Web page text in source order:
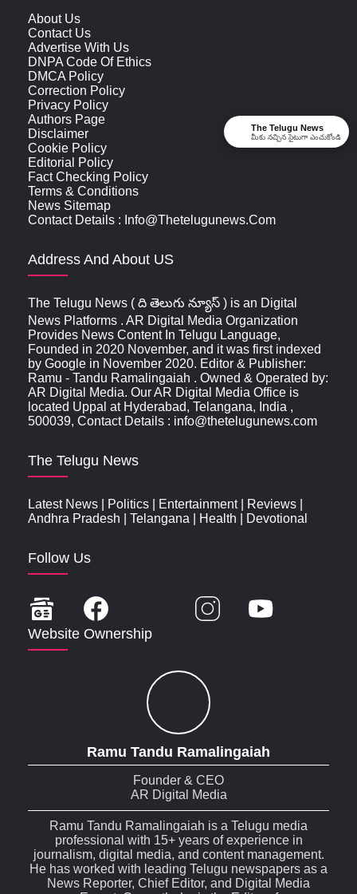
About Us
Contact Us
Advertise With Us
DNPA Code Of Ethics
DMCA Policy
Correction Policy
Privacy Policy
Authors Page
Disclaimer
Cookie Policy
Editorial Policy
Fact Checking Policy
Terms & Conditions
News Sitemap
Contact Details : Info@thetelugunews.com
Address And About US
The Telugu News ( ది తెలుగు న్యూస్‌ ) is an Digital
News Platforms . AR Digital Media Organization
Provides News Content In Telugu Language,
Founded in 2020 November, and it was first indexed
by Google in November 2020. Editor & Publisher:
Ramu - Tandu Ramalingaiah . Owned & Operated by:
AR Digital Media. Our AR Digital Media Office is
located Uppal at Hyderabad, Telangana, India ,
500039, Contact Details : info@thetelugunews.com
The Telugu News
Latest News Politics Entertainment| Reviews
Andhra Pradesh
Telangana Health Devotional
Follow Us
Website Ownership
Ramu Tandu Ramalingaiah
Founder & CEO
AR Digital Media
Ramu Tandu Ramalingaiah is a Telugu media
professional with 15+ years of experience in
journalism, digital media, and content management.
He has worked with leading Telugu newspapers as a
News Reporter, Chief Editor, and Digital Media
The Telugu News
మీకు నచ్చిన సైటుగా ఎంచుకోండి